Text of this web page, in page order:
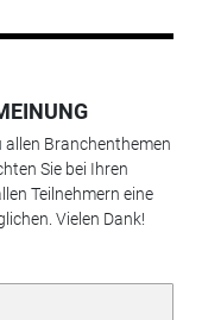
allen Branchenthemen
Sie bei Ihren
Teilnehmern eine
Vielen Dank!